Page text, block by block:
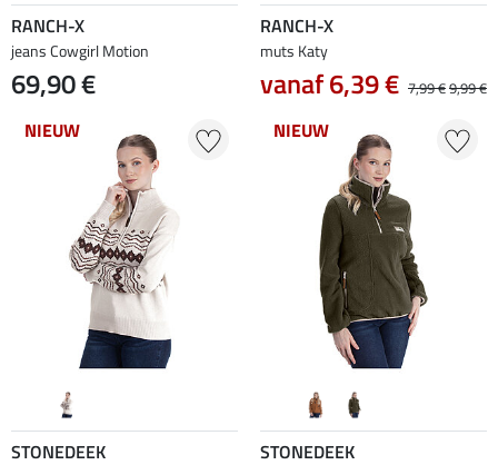
RANCH-X
jeans Cowgirl Motion
69,90 €
RANCH-X
muts Katy
vanaf 6,39 € 7,99 €9,99 €
NIEUW
STONEDEEK
NIEUW
STONEDEEK